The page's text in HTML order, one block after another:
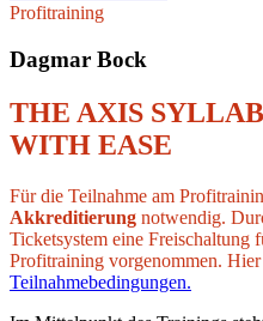
Profitraining
Dagmar Bock
THE AXIS
WITH EASE
Für die Teilnahme am
Akkreditierung notwendig.
Ticketsystem eine Freischaltung
Profitraining vorgenommen. Hier
Teilnahmebedingungen.